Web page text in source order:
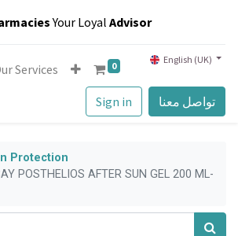
Your Loyal Advisor
Sign in تواصل معنا
Services 0 English (UK)
Protection
POSTHELIOS AFTER SUN GEL 200 ML-